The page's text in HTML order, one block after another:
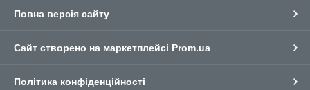
Повна версія сайту
Сайт створено на маркетплейсі Prom.ua
Політика конфіденційності